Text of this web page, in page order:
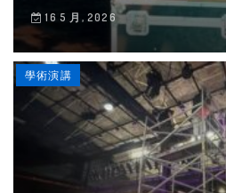
16 5 月, 2026
學術演講